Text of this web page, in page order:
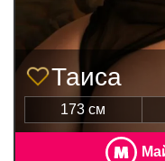
Таиса
173 см